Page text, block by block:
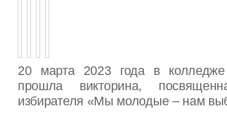
20 марта 2023 года в колледже
прошла викторина,
избирателя «Мы молодые – нам